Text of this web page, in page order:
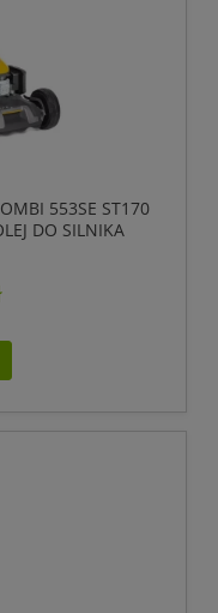
553SE ST170
DO SILNIKA